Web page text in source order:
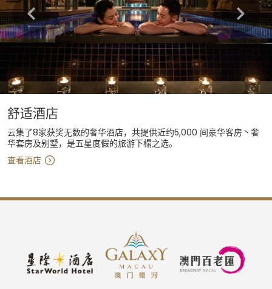
舒适酒店
云集了8家获奖无数的奢华酒店，共提供近约5,000 间豪华客房丶奢
华套房及别墅，是五星度假的旅游下榻之选。
查看酒店